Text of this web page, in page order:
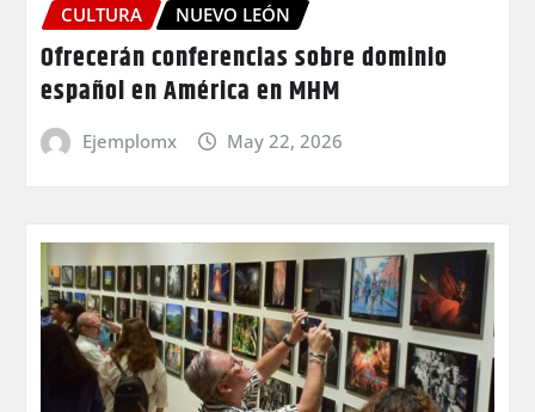
CULTURA NUEVO LEÓN
Ofrecerán conferencias sobre dominio
español en América en MHM
Ejemplomx May 22, 2026